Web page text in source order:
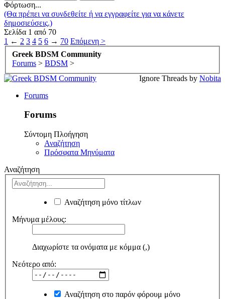
Φόρτωση...
(Θα πρέπει να συνδεθείτε ή να εγγραφείτε για να κάνετε
δημοσιεύσεις.)
Σελίδα 1 από 70
1 ← 2 3 4 5 6 → 70 Επόμενη >
Greek BDSM Community
Forums > BDSM >
Ignore Threads by Nobita
Forums
Forums
Σύντομη Πλοήγηση
Αναζήτηση
Πρόσφατα Μηνύματα
Αναζήτηση
Αναζήτηση μόνο τίτλων
Μήνυμα μέλους:
Διαχωρίστε τα ονόματα με κόμμα (,)
Νεότερο από:
Αναζήτηση στο παρόν φόρουμ μόνο